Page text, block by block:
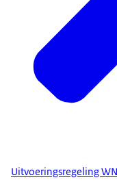
Uitvoeringsregeling